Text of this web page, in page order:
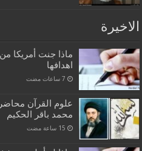
الاخيرة
ماذا جنت أمريكا
اهدافها
علوم القرآن
محمد باقر الحكيم